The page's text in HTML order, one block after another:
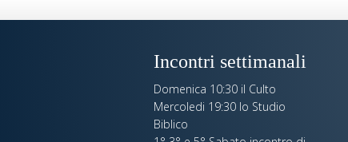
Incontri settimanali
Domenica 10:30 il Culto
Mercoledi 19:30 lo Studio
Biblico